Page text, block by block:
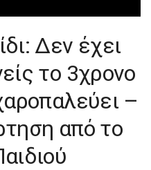
Δεν έχει
το 3χρονο
–
από το